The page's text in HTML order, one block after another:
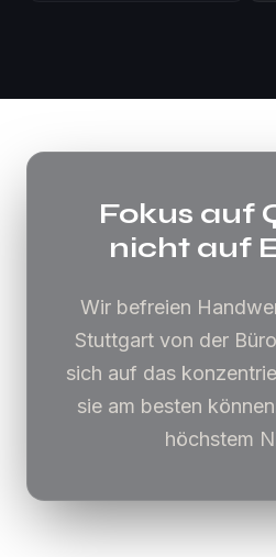
Fokus auf
nicht auf
Wir befreien
Stuttgart von der
sich auf das
sie am besten
höchstem